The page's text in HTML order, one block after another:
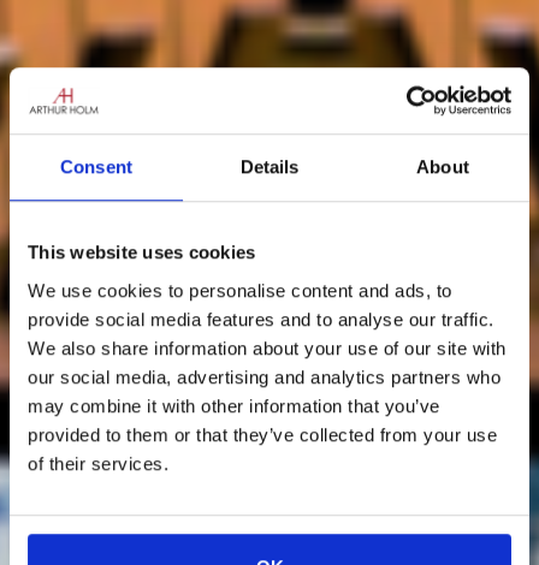
Consent Details About
This website uses cookies
We use cookies to personalise content and ads, to
provide social media features and to analyse our traffic.
We also share information about your use of our site with
our social media, advertising and analytics partners who
may combine it with other information that you’ve
provided to them or that they’ve collected from your use
of their services.